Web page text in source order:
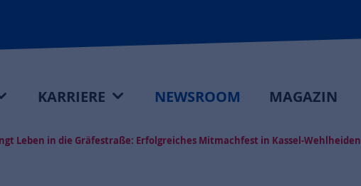
KARRIERE NEWSROOM MAGAZIN
Leben in die Gräfestraße: Erfolgreiches Mitmachfest in Kassel-Wehlheiden